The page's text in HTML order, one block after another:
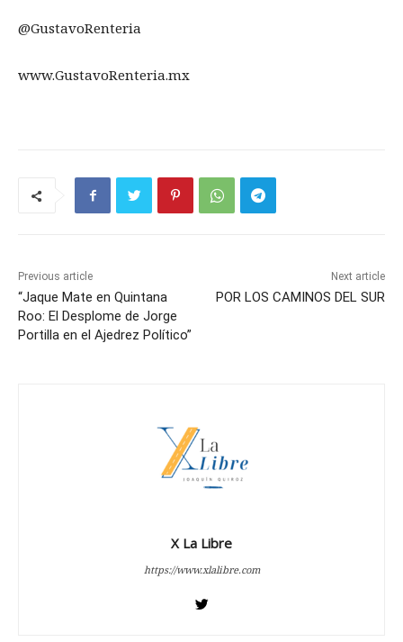
@GustavoRenteria
www.GustavoRenteria.mx
Previous article
“Jaque Mate en Quintana
Roo: El Desplome de Jorge
Portilla en el Ajedrez Político”
Next article
POR LOS CAMINOS DEL SUR
X La Libre
https://www.xlalibre.com